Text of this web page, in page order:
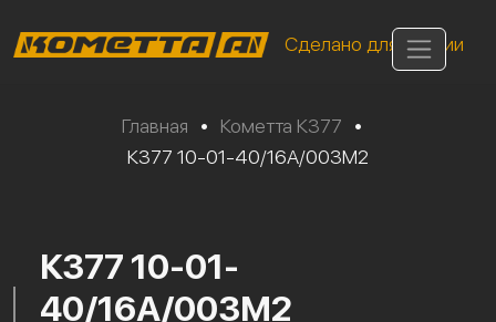
Сделано для России
Главная • Кометта К377
•
К377 10-01-40/16А/003М2
К377 10-01-
40/16А/003М2